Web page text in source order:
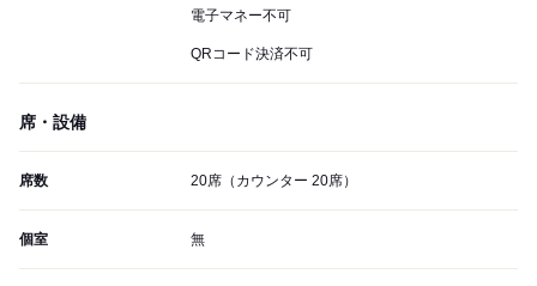
電子マネー不可
QRコード決済不可
席・設備
席数 20席（カウンター 20席）
個室 無